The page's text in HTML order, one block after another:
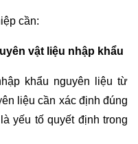
cần:
vật liệu nhập khẩu
khẩu nguyên liệu từ
liệu cần xác định đúng
yếu tố quyết định trong